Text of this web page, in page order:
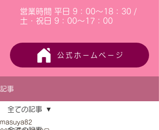
営業時間 平日 9：00～18：30 /
土・祝日 9：00～17：00
公式ホームページ
記事
全ての記事
masuya82